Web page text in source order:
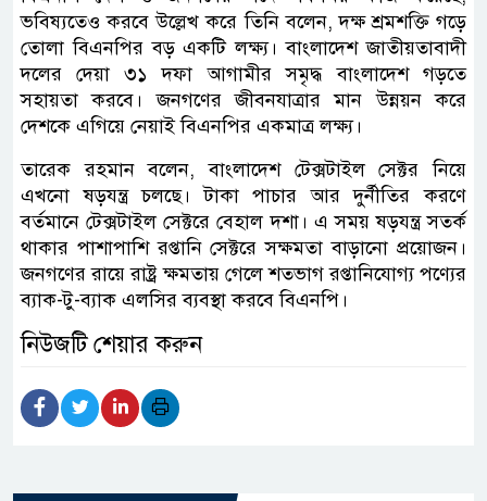
ভবিষ্যতেও করবে উল্লেখ করে তিনি বলেন, দক্ষ শ্রমশক্তি গড়ে
তোলা বিএনপির বড় একটি লক্ষ্য। বাংলাদেশ জাতীয়তাবাদী
দলের দেয়া ৩১ দফা আগামীর সমৃদ্ধ বাংলাদেশ গড়তে
সহায়তা করবে। জনগণের জীবনযাত্রার মান উন্নয়ন করে
দেশকে এগিয়ে নেয়াই বিএনপির একমাত্র লক্ষ্য।
তারেক রহমান বলেন, বাংলাদেশ টেক্সটাইল সেক্টর নিয়ে
এখনো ষড়যন্ত্র চলছে। টাকা পাচার আর দুর্নীতির করণে
বর্তমানে টেক্সটাইল সেক্টরে বেহাল দশা। এ সময় ষড়যন্ত্র সতর্ক
থাকার পাশাপাশি রপ্তানি সেক্টরে সক্ষমতা বাড়ানো প্রয়োজন।
জনগণের রায়ে রাষ্ট্র ক্ষমতায় গেলে শতভাগ রপ্তানিযোগ্য পণ্যের
ব্যাক-টু-ব্যাক এলসির ব্যবস্থা করবে বিএনপি।
নিউজটি শেয়ার করুন